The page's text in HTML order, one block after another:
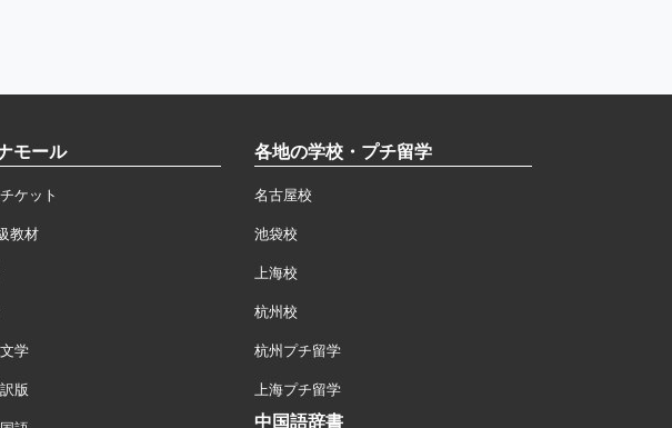
モール
ケット
教材
学
版
各地の学校・プチ留学
名古屋校
池袋校
上海校
杭州校
杭州プチ留学
上海プチ留学
中国語辞書